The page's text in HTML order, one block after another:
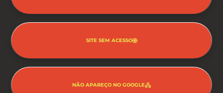
SITE SEM ACESSO
NÃO APAREÇO NO GOOGLE